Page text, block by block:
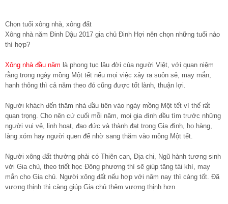
Chọn tuổi xông nhà, xông đất
Xông nhà năm Đinh Dậu 2017 gia chủ Đinh Hợi nên chọn những tuổi nào
thì hợp?
Xông nhà đầu năm là phong tục lâu đời của người Việt, với quan niệm
rằng trong ngày mồng Một tết nếu mọi việc xảy ra suôn sẻ, may mắn,
hanh thông thì cả năm theo đó cũng được tốt lành, thuận lợi.
Người khách đến thăm nhà đầu tiên vào ngày mồng Một tết vì thế rất
quan trọng. Cho nên cứ cuối mỗi năm, mọi gia đình đều tìm trước những
người vui vẻ, linh hoạt, đạo đức và thành đạt trong Gia đình, họ hàng,
làng xóm hay người quen để nhờ sang thăm vào mồng Một tết.
Người xông đất thường phải có Thiên can, Địa chi, Ngũ hành tương sinh
với Gia chủ, theo triết học Đông phương thì sẽ giúp tăng tài khí, may
mắn cho Gia chủ. Người xông đất nếu hợp với năm nay thì càng tốt. Đã
vượng thịnh thì càng giúp Gia chủ thêm vượng thịnh hơn.